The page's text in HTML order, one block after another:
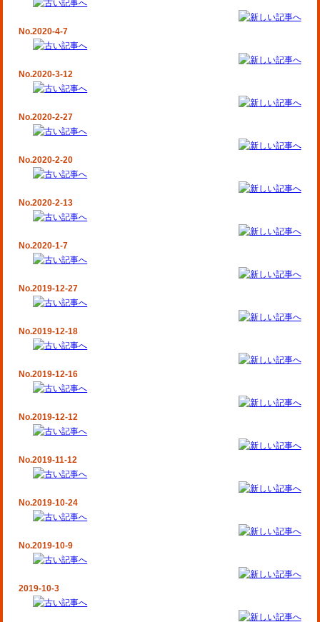
No.2020-4-7
No.2020-3-12
No.2020-2-27
No.2020-2-20
No.2020-2-13
No.2020-1-7
No.2019-12-27
No.2019-12-18
No.2019-12-16
No.2019-12-12
No.2019-11-12
No.2019-10-24
No.2019-10-9
2019-10-3